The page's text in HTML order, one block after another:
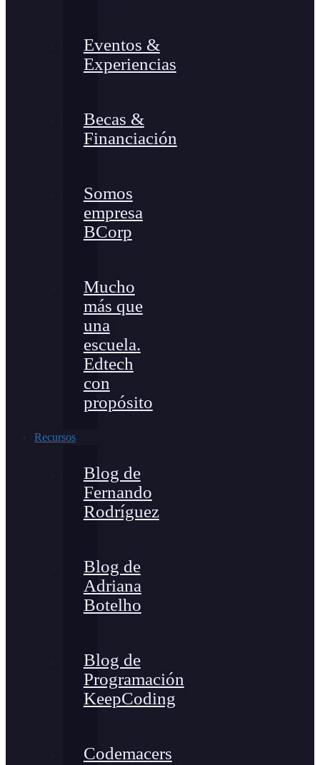
Eventos &
Experiencias
Becas &
Financiación
Somos
empresa
BCorp
Mucho
más que
una
escuela.
Edtech
con
propósito
Recursos
Blog de
Fernando
Rodríguez
Blog de
Adriana
Botelho
Blog de
Programación
KeepCoding
Codemacers